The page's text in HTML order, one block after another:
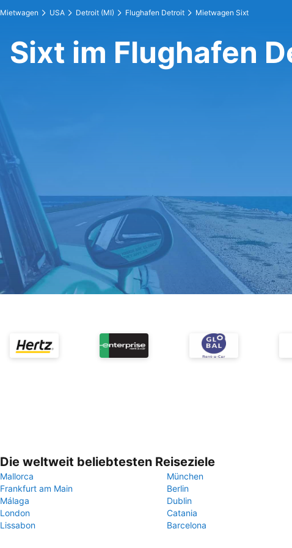
Mietwagen USA Detroit (MI) Flughafen Detroit Mietwagen Sixt
Sixt im Flughafen
Die weltweit beliebtesten Reiseziele
Mallorca
München
Frankfurt am Main
Berlin
Málaga
Dublin
London
Catania
Lissabon
Barcelona